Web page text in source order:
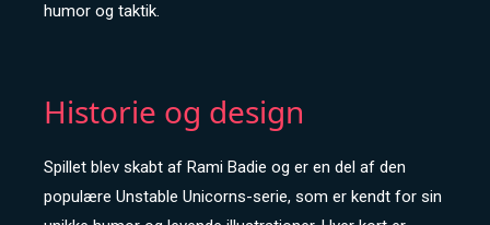
humor og taktik.
Historie og design
Spillet blev skabt af Rami Badie og er en del af den
populære Unstable Unicorns-serie, som er kendt for sin